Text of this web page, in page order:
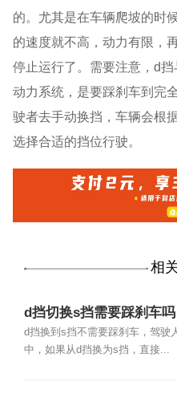
的。尤其是在车辆爬坡的时
的速度就不高，动力有限，
停止运行了。需要注意，d
动力系统，是要踩刹车到完
驶者去手动换挡，车辆会根
选择合适的挡位行驶。
相
d挡切换s挡需要踩刹车吗
d挡换到s挡不需要踩刹车，驾驶
中，如果从d挡换为s挡，直接...